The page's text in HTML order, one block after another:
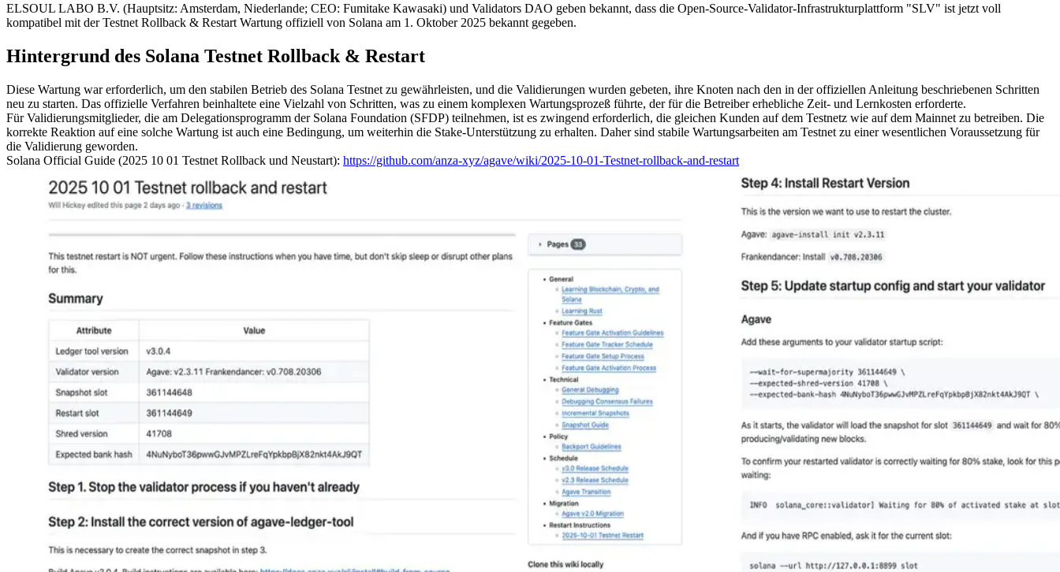
ELSOUL LABO B.V. (Hauptsitz: Amsterdam, Niederlande; CEO: Fumitake Kawasaki) und Validators DAO geben bekannt, dass die Open-Source-Validator-Infrastrukturplattform "SLV" ist jetzt voll
kompatibel mit der Testnet Rollback & Restart Wartung offiziell von Solana am 1. Oktober 2025 bekannt gegeben.
Hintergrund des Solana Testnet Rollback & Restart
Diese Wartung war erforderlich, um den stabilen Betrieb des Solana Testnet zu gewährleisten, und die Validierungen wurden gebeten, ihre Knoten nach den in der offiziellen Anleitung beschriebenen Schritten
neu zu starten. Das offizielle Verfahren beinhaltete eine Vielzahl von Schritten, was zu einem komplexen Wartungsprozeß führte, der für die Betreiber erhebliche Zeit- und Lernkosten erforderte.
Für Validierungsmitglieder, die am Delegationsprogramm der Solana Foundation (SFDP) teilnehmen, ist es zwingend erforderlich, die gleichen Kunden auf dem Testnetz wie auf dem Mainnet zu betreiben. Die
korrekte Reaktion auf eine solche Wartung ist auch eine Bedingung, um weiterhin die Stake-Unterstützung zu erhalten. Daher sind stabile Wartungsarbeiten am Testnet zu einer wesentlichen Voraussetzung für
die Validierung geworden.
Solana Official Guide (2025 10 01 Testnet Rollback und Neustart): https://github.com/anza-xyz/agave/wiki/2025-10-01-Testnet-rollback-and-restart